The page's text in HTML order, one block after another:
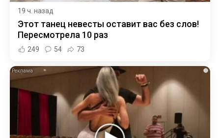
19 ч. назад
Этот танец невесты оставит вас без слов!
Пересмотрела 10 раз
249 54 73
i